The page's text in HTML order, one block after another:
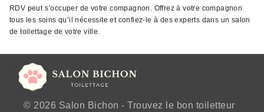
RDV peut s’occuper de votre compagnon. Offrez à votre compagnon
tous les soins qu’il nécessite et confiez-le à des experts dans un salon
de toilettage de votre ville.
© 2026 Salon Bichon - Trouvez le bon toiletteur